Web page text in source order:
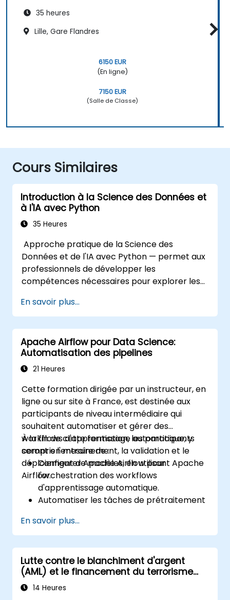
35 heures
Lille, Gare Flandres
6150 EUR
(En ligne)
7150 EUR
(Salle de Classe)
Cours Similaires
Introduction à la Science des Données et
à l'IA avec Python
35 Heures
Approche pratique de la Science des
Données et de l'IA avec Python — permet aux
professionnels de développer les
compétences nécessaires pour explorer les
learning et déployer des applications basées
sur l'IA dans des contextes professionnels ;
couvre les workflows CRISP-DM, l'analyse
statistique, l'apprentissage supervisé et non
supervisé, l'apprentissage profond avec
TensorFlow, le traitement du langage naturel
basée sur les données ; idéal pour les
débutants cherchant une certification en
Data Science avec Python et une formation
analytique pour préparer leur carrière.
En savoir plus...
Apache Airflow pour Data Science:
Automatisation des pipelines
21 Heures
Cette formation dirigée par un instructeur, en
ligne ou sur site à France, est destinée aux
participants de niveau intermédiaire qui
souhaitent automatiser et gérer des
workflows d'apprentissage automatique, y
compris l'entraînement, la validation et le
déploiement de modèles, en utilisant Apache
Airflow.
À la fin de cette formation, les participants
seront en mesure de :
Configurer Apache Airflow pour
l'orchestration des workflows
d'apprentissage automatique.
Automatiser les tâches de prétraitement
validation des modèles.
Intégrer Airflow avec des frameworks et
outils d'apprentissage automatique.
Déployer des modèles d'apprentissage
automatique en utilisant des pipelines
automatisés.
En savoir plus...
Lutte contre le blanchiment d'argent
(AML) et le financement du terrorisme
(CTF)14 Heures